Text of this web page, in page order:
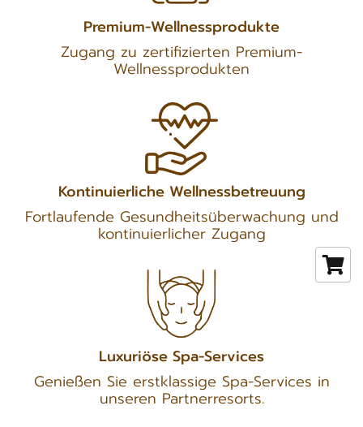
Premium-Wellnessprodukte
Zugang zu zertifizierten Premium-
Wellnessprodukten
Kontinuierliche Wellnessbetreuung
Fortlaufende Gesundheitsüberwachung und
kontinuierlicher Zugang
Luxuriöse Spa-Services
Genießen Sie erstklassige Spa-Services in
unseren Partnerresorts.